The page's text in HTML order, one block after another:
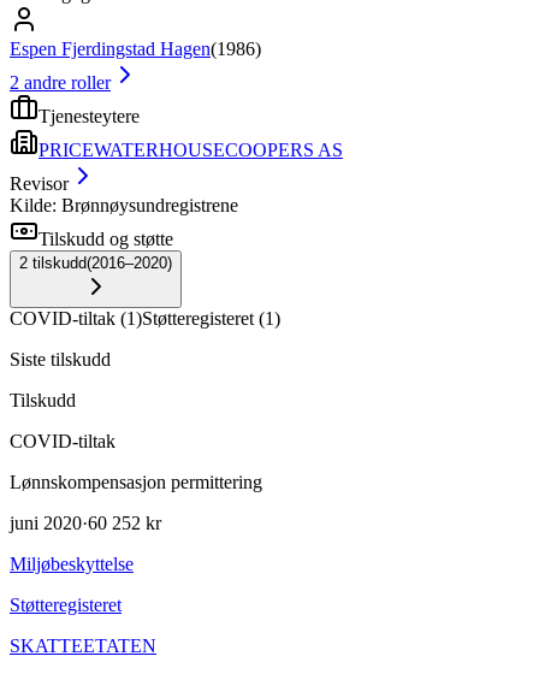
Espen Fjerdingstad Hagen(1986)
2 andre roller
Tjenesteytere
PRICEWATERHOUSECOOPERS AS
Revisor
Kilde: Brønnøysundregistrene
Tilskudd og støtte
2 tilskudd(2016–2020)
COVID-tiltak (1)Støtteregisteret (1)
Siste tilskudd
Tilskudd
COVID-tiltak
Lønnskompensasjon permittering
juni 2020·60 252 kr
Miljøbeskyttelse
Støtteregisteret
SKATTEETATEN